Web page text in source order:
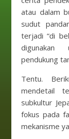
atau dalam
sudut
terjadi “di
digunakan
pendukung
Tentu.
mendetail
subkultur
fokus pada
mekanisme